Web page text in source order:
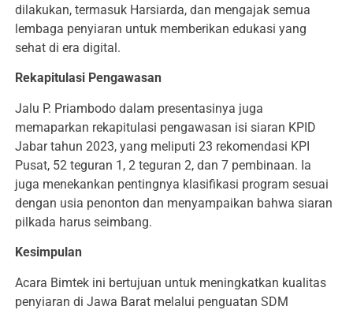
dilakukan, termasuk Harsiarda, dan mengajak semua
lembaga penyiaran untuk memberikan edukasi yang
sehat di era digital.
Rekapitulasi Pengawasan
Jalu P. Priambodo dalam presentasinya juga
memaparkan rekapitulasi pengawasan isi siaran KPID
Jabar tahun 2023, yang meliputi 23 rekomendasi KPI
Pusat, 52 teguran 1, 2 teguran 2, dan 7 pembinaan. Ia
juga menekankan pentingnya klasifikasi program sesuai
dengan usia penonton dan menyampaikan bahwa siaran
pilkada harus seimbang.
Kesimpulan
Acara Bimtek ini bertujuan untuk meningkatkan kualitas
penyiaran di Jawa Barat melalui penguatan SDM